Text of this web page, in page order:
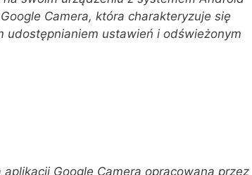
Camera, która charakteryzuje się
udostępnianiem ustawień i odświeżonym
Google Camera opracowana przez